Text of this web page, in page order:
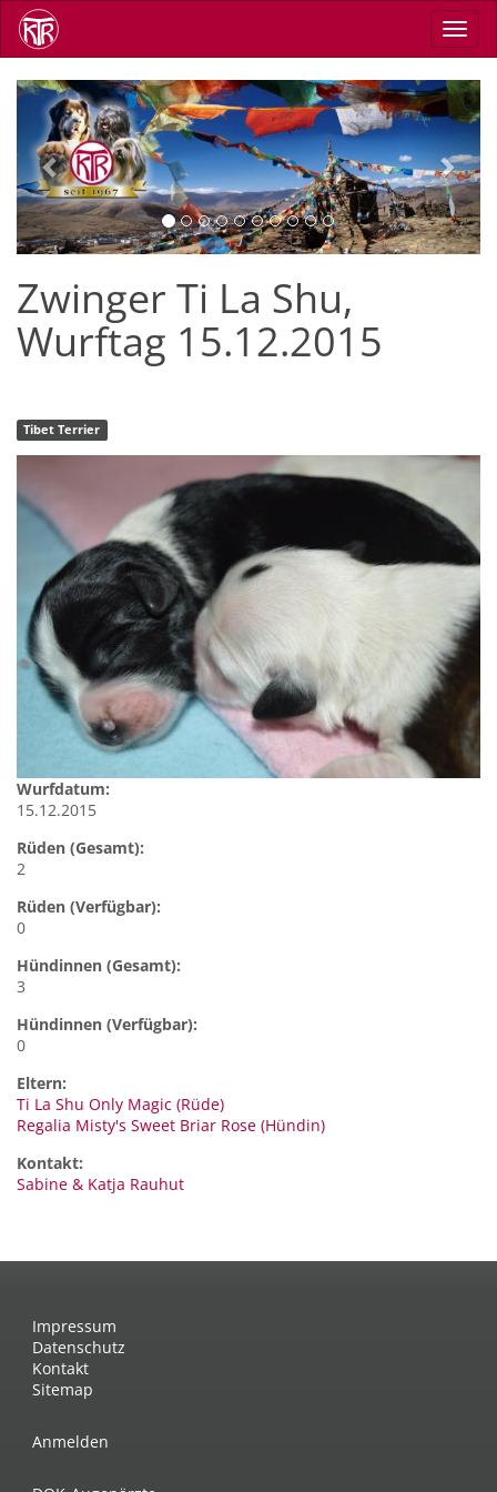
Direkt
zum
Inhalt
Previous Next
Zwinger Ti La Shu,
Wurftag 15.12.2015
Tibet Terrier
Wurfdatum:
15.12.2015
Rüden (Gesamt):
2
Rüden (Verfügbar):
0
Hündinnen (Gesamt):
3
Hündinnen (Verfügbar):
0
Eltern:
Ti La Shu Only Magic (Rüde)
Regalia Misty's Sweet Briar Rose (Hündin)
Kontakt:
Sabine & Katja Rauhut
Impressum
Datenschutz
Kontakt
Sitemap
Anmelden